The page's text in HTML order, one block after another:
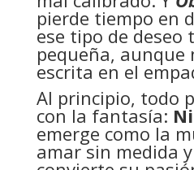
pierde tiempo en
ese tipo de deseo
pequeña, aunque
escrita en el
Al principio, todo
con la fantasía:
emerge como la
amar sin medida y